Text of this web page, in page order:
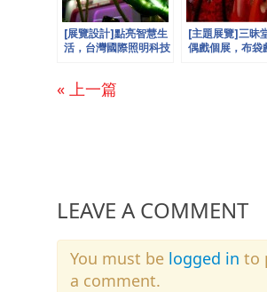
[展覽設計]點亮智慧生
活，台灣國際照明科技
[主題展覽]三昧
偶戲個展，布袋
« 上一篇
LEAVE A COMMENT
You must be logged in to
a comment.